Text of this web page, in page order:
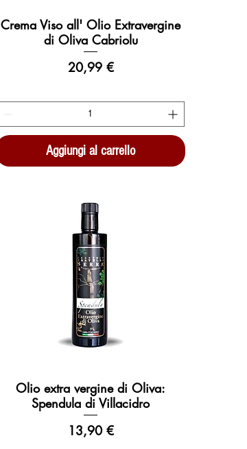
Vista rapida
Crema Viso all' Olio Extravergine
di Oliva Cabriolu
Prezzo
20,99 €
Aggiungi al carrello
Vista rapida
Olio extra vergine di Oliva:
Spendula di Villacidro
Prezzo
13,90 €